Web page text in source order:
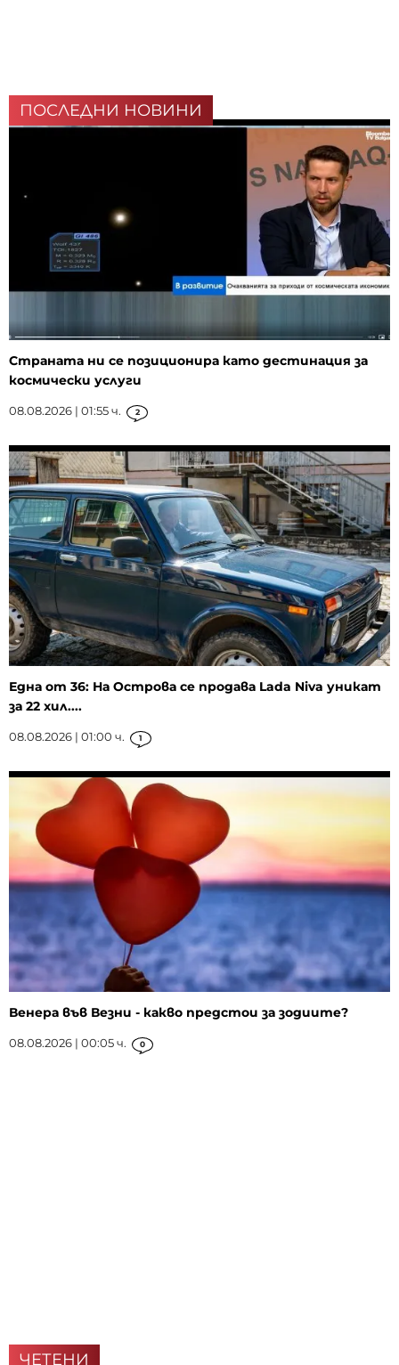
ПОСЛЕДНИ НОВИНИ
Страната ни се позиционира като дестинация за
космически услуги
08.08.2026 | 01:55 ч. 2
Една от 36: На Острова се продава Lada Niva уникат
за 22 хил....
08.08.2026 | 01:00 ч. 1
Венера във Везни - какво предстои за зодиите?
08.08.2026 | 00:05 ч. 0
ЧЕТЕНИ